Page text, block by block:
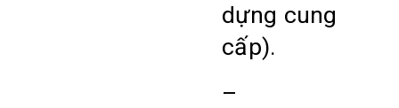
dựng cung
cấp).
–